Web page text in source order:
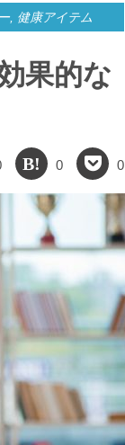
, 健康アイテム
果的な
0 0